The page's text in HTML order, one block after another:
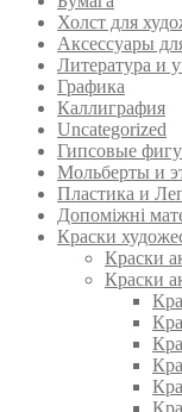
Холст для
Аксессуары
Литература и
Графика
Каллиграфия
Uncategorized
Гипсовые
Мольберты и
Пластика и
Допоміжні
Краски
Краски
Краски